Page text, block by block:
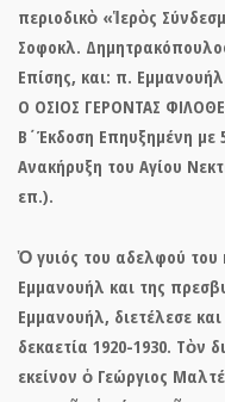
περιοδικὸ «Ἱερὸς
Σοφοκλ.
Επίσης, και: π.
Ο ΟΣΙΟΣ ΓΕΡΟΝΤΑΣ
Β΄Έκδοση Επηυξημένη με
Ανακήρυξη του Αγίου
επ.).
Ὁ γυιός του αδελφού του
Εμμανουήλ και της
Εμμανουήλ, διετέλεσε
δεκαετία 1920-1930. Τὸν
εκείνον ὁ Γεώργιος